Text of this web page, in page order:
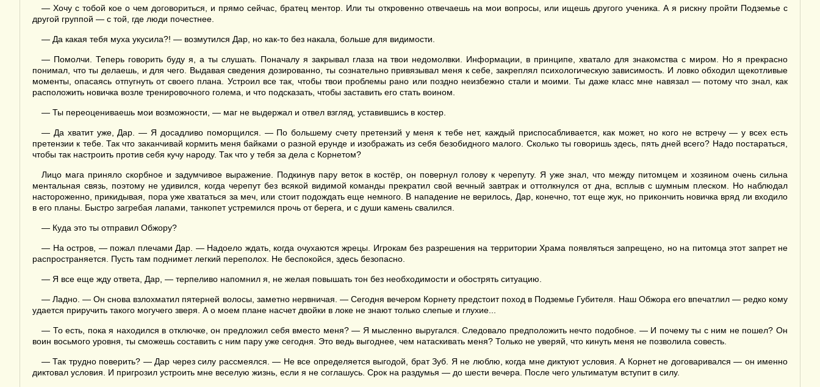
— Хочу с тобой кое о чем договориться, и прямо сейчас, братец ментор. Или ты откровенно отвечаешь на мои вопросы, или ищешь другого ученика. А я рискну пройти Подземье с
другой группой — с той, где люди почестнее.
— Да какая тебя муха укусила?! — возмутился Дар, но как-то без накала, больше для видимости.
— Помолчи. Теперь говорить буду я, а ты слушать. Поначалу я закрывал глаза на твои недомолвки. Информации, в принципе, хватало для знакомства с миром. Но я прекрасно
понимал, что ты делаешь, и для чего. Выдавая сведения дозированно, ты сознательно привязывал меня к себе, закреплял психологическую зависимость. И ловко обходил щекотливые
моменты, опасаясь отпугнуть от своего плана. Устроил все так, чтобы твои проблемы рано или поздно неизбежно стали и моими. Ты даже класс мне навязал — потому что знал, как
расположить новичка возле тренировочного голема, и что подсказать, чтобы заставить его стать воином.
— Ты переоцениваешь мои возможности, — маг не выдержал и отвел взгляд, уставившись в костер.
— Да хватит уже, Дар. — Я досадливо поморщился. — По большему счету претензий у меня к тебе нет, каждый приспосабливается, как может, но кого не встречу — у всех есть
претензии к тебе. Так что заканчивай кормить меня байками о разной ерунде и изображать из себя безобидного малого. Сколько ты говоришь здесь, пять дней всего? Надо постараться,
чтобы так настроить против себя кучу народу. Так что у тебя за дела с Корнетом?
Лицо мага приняло скорбное и задумчивое выражение. Подкинув пару веток в костёр, он повернул голову к черепуту. Я уже знал, что между питомцем и хозяином очень сильна
ментальная связь, поэтому не удивился, когда черепут без всякой видимой команды прекратил свой вечный завтрак и оттолкнулся от дна, всплыв с шумным плеском. Но наблюдал
настороженно, прикидывая, пора уже хвататься за меч, или стоит подождать еще немного. В нападение не верилось, Дар, конечно, тот еще жук, но прикончить новичка вряд ли входило
в его планы. Быстро загребая лапами, танкопет устремился прочь от берега, и с души камень свалился.
— Куда это ты отправил Обжору?
— На остров, — пожал плечами Дар. — Надоело ждать, когда очухаются жрецы. Игрокам без разрешения на территории Храма появляться запрещено, но на питомца этот запрет не
распространяется. Пусть там поднимет легкий переполох. Не беспокойся, здесь безопасно.
— Я все еще жду ответа, Дар, — терпеливо напомнил я, не желая повышать тон без необходимости и обострять ситуацию.
— Ладно. — Он снова взлохматил пятерней волосы, заметно нервничая. — Сегодня вечером Корнету предстоит поход в Подземье Губителя. Наш Обжора его впечатлил — редко кому
удается приручить такого могучего зверя. А о моем плане насчет двойки в локе не знают только слепые и глухие...
— То есть, пока я находился в отключке, он предложил себя вместо меня? — Я мысленно выругался. Следовало предположить нечто подобное. — И почему ты с ним не пошел? Он
воин восьмого уровня, ты сможешь составить с ним пару уже сегодня. Это ведь выгоднее, чем натаскивать меня? Только не уверяй, что кинуть меня не позволила совесть.
— Так трудно поверить? — Дар через силу рассмеялся. — Не все определяется выгодой, брат Зуб. Я не люблю, когда мне диктуют условия. А Корнет не договаривался — он именно
диктовал условия. И пригрозил устроить мне веселую жизнь, если я не соглашусь. Срок на раздумья — до шести вечера. После чего ультиматум вступит в силу.